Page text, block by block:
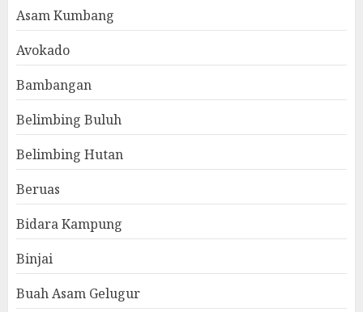
Asam Kumbang
Avokado
Bambangan
Belimbing Buluh
Belimbing Hutan
Beruas
Bidara Kampung
Binjai
Buah Asam Gelugur